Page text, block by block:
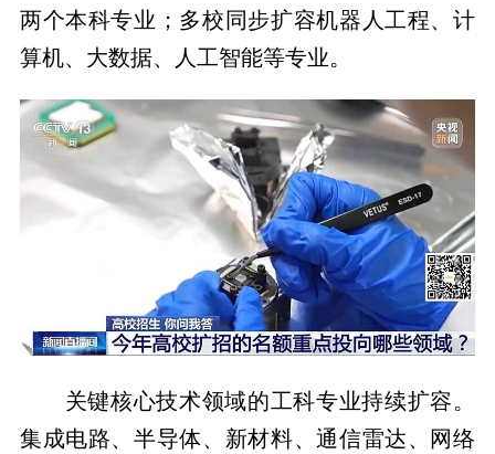
两个本科专业；多校同步扩容机器人工程、计
算机、大数据、人工智能等专业。
关键核心技术领域的工科专业持续扩容。
集成电路、半导体、新材料、通信雷达、网络